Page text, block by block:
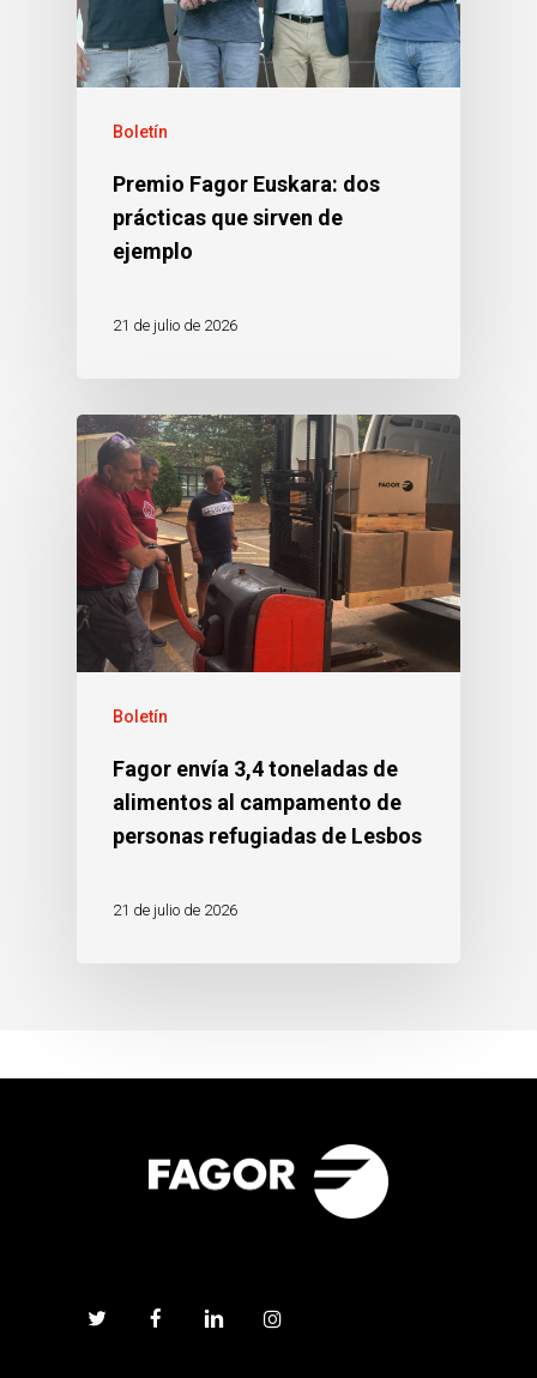
Boletín
Premio Fagor Euskara: dos
prácticas que sirven de
ejemplo
21 de julio de 2026
Boletín
Fagor envía 3,4 toneladas de
alimentos al campamento de
personas refugiadas de Lesbos
21 de julio de 2026